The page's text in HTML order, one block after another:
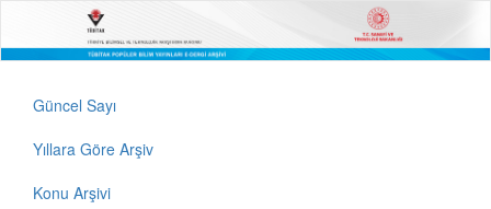
Güncel Sayı
Yıllara Göre Arşiv
Konu Arşivi